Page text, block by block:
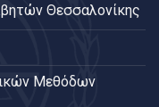
Θεσσαλονίκης
Μεθόδων